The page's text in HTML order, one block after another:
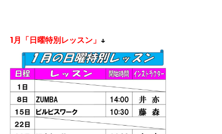
1月 「日曜特別レッスン」 ↓